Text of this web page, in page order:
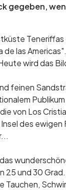
gegeben,
las
wird das
feinen
von Los
des
25 und 30